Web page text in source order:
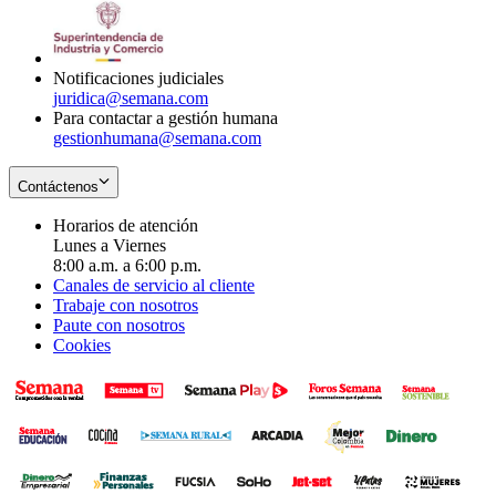
Notificaciones judiciales
juridica@semana.com
Para contactar a gestión humana
gestionhumana@semana.com
Contáctenos
Horarios de atención
Lunes a Viernes
8:00 a.m. a 6:00 p.m.
Canales de servicio al cliente
Trabaje con nosotros
Paute con nosotros
Cookies